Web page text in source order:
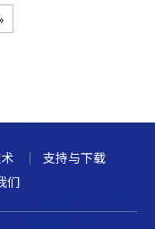
支持与下载
们